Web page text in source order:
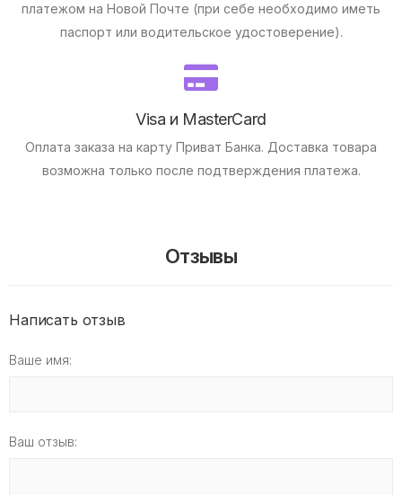
платежом на Новой Почте (при себе необходимо иметь
паспорт или водительское удостоверение).
Visa и MasterCard
Оплата заказа на карту Приват Банка. Доставка товара
возможна только после подтверждения платежа.
Отзывы
Написать отзыв
Ваше имя:
Ваш отзыв: